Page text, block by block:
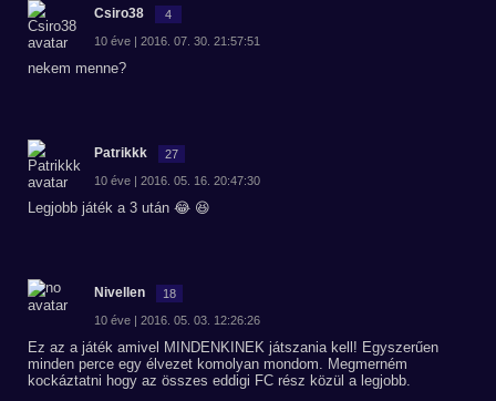
Csiro38 4
10 éve | 2016. 07. 30. 21:57:51
nekem menne?
Patrikkk 27
10 éve | 2016. 05. 16. 20:47:30
Legjobb játék a 3 után 😂 😆
Nivellen 18
10 éve | 2016. 05. 03. 12:26:26
Ez az a játék amivel MINDENKINEK játszania kell! Egyszerűen
minden perce egy élvezet komolyan mondom. Megmerném
kockáztatni hogy az összes eddigi FC rész közül a legjobb.